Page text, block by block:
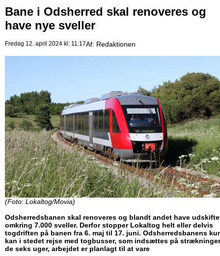
Bane i Odsherred skal renoveres og
have nye sveller
Fredag 12. april 2024 kl: 11:17Af: Redaktionen
(Foto: Lokaltog/Movia)
Odsherredsbanen skal renoveres og blandt andet have
omkring 7.000 sveller. Derfor stopper Lokaltog helt eller delvis
togdriften på banen fra 6. maj til 17. juni. Odsherredsbanens
kan i stedet rejse med togbusser, som indsættes på
de seks uger, arbejdet er planlagt til at vare